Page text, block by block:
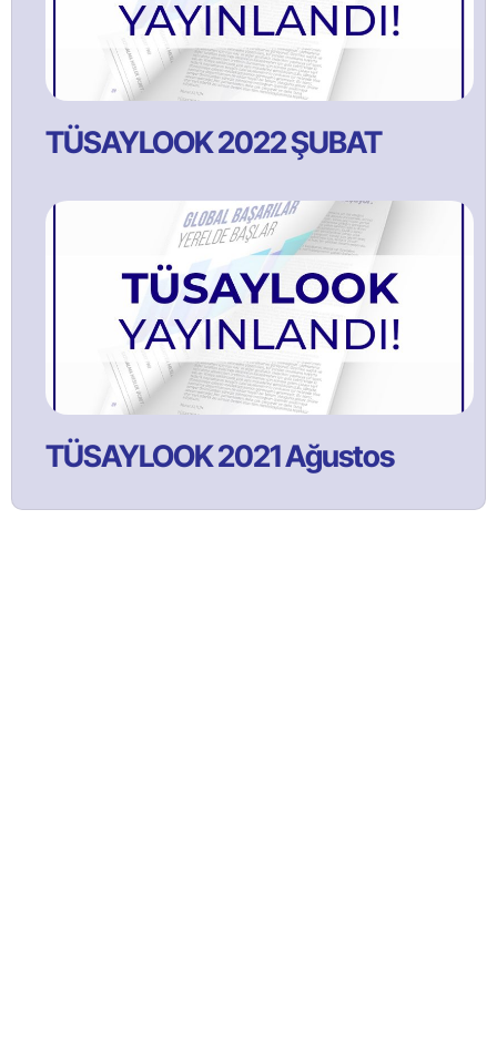
TÜSAYLOOK 2022 ŞUBAT
TÜSAYLOOK 2021 Ağustos